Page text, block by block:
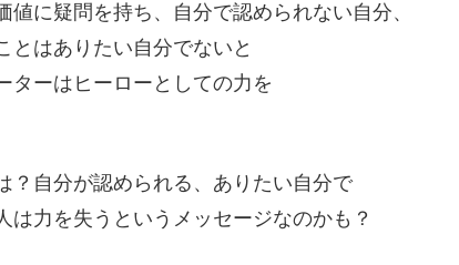
値に疑問を持ち、自分で認められない自分、
とはありたい自分でないと
ターはヒーローとしての力を
？自分が認められる、ありたい自分で
は力を失うというメッセージなのかも？